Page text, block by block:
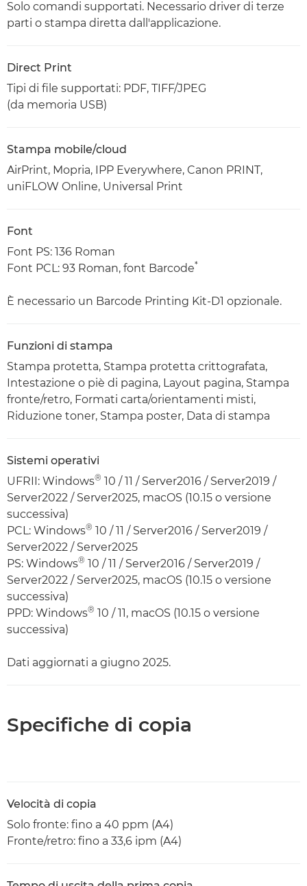
Solo comandi supportati. Necessario driver di terze
parti o stampa diretta dall'applicazione.
Direct Print
Tipi di file supportati: PDF, TIFF/JPEG
(da memoria USB)
Stampa mobile/cloud
AirPrint, Mopria, IPP Everywhere, Canon PRINT,
uniFLOW Online, Universal Print
Font
Font PS: 136 Roman
Font PCL: 93 Roman, font Barcode*
È necessario un Barcode Printing Kit-D1 opzionale.
Funzioni di stampa
Stampa protetta, Stampa protetta crittografata,
Intestazione o piè di pagina, Layout pagina, Stampa
fronte/retro, Formati carta/orientamenti misti,
Riduzione toner, Stampa poster, Data di stampa
Sistemi operativi
UFRII: Windows® 10 / 11 / Server2016 / Server2019 /
Server2022 / Server2025, macOS (10.15 o versione
successiva)
PCL: Windows® 10 / 11 / Server2016 / Server2019 /
Server2022 / Server2025
PS: Windows® 10 / 11 / Server2016 / Server2019 /
Server2022 / Server2025, macOS (10.15 o versione
successiva)
PPD: Windows® 10 / 11, macOS (10.15 o versione
successiva)
Dati aggiornati a giugno 2025.
Specifiche di copia
Velocità di copia
Solo fronte: fino a 40 ppm (A4)
Fronte/retro: fino a 33,6 ipm (A4)